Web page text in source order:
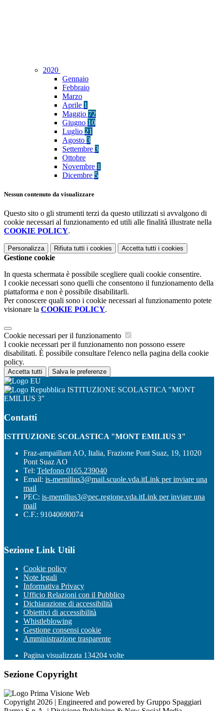
2020
Gennaio
Febbraio
Marzo
Aprile 1
Maggio 72
Giugno 10
Luglio 21
Agosto 3
Settembre 3
Ottobre
Novembre 1
Dicembre 5
Nessun contenuto da visualizzare
Questo sito o gli strumenti terzi da questo utilizzati si avvalgono di
cookie necessari al funzionamento ed utili alle finalità illustrate nella
COOKIE POLICY.
Personalizza Rifiuta tutti i cookies Accetta tutti i cookies
Gestione cookie
In questa schermata è possibile scegliere quali cookie consentire.
I cookie necessari sono quelli che consentono il funzionamento della
piattaforma e non è possibile disabilitarli.
Per conoscere quali sono i cookie necessari al funzionamento potete
visionare la COOKIE POLICY.
Cookie necessari per il funzionamento
I cookie necessari per il funzionamento non possono essere
disabilitati. È possibile consultare l'elenco nella pagina della cookie
policy.
Accetta tutti Salva le preferenze
ISTITUZIONE SCOLASTICA "MONT
EMILIUS 3"
Contatti
ISTITUZIONE SCOLASTICA "MONT EMILIUS 3"
Fraz-ampaillant AO, Italia, Frazione Pont Suaz, 19, 11020
Pont Suaz AO
Tel: Telefono 0165.239040
Email: is-memilius3@mail.scuole.vda.itLink per inviare una
mail
PEC: is-memilius3@pec.regione.vda.itLink per inviare una
mail
C.F.: 91040690074
Sezione Link Utili
Cookie policy
Note legali
Informativa Privacy
Ufficio Relazioni con il Pubblico
Dichiarazione di accessibilità
Obiettivi di accessibilità
Whistleblowing
Gestione consensi cookie
Amministrazione trasparente
Pagina visualizzata 134204 volte
Sezione Copyright
Copyright 2026 | Engineered and powered by Gruppo Spaggiari